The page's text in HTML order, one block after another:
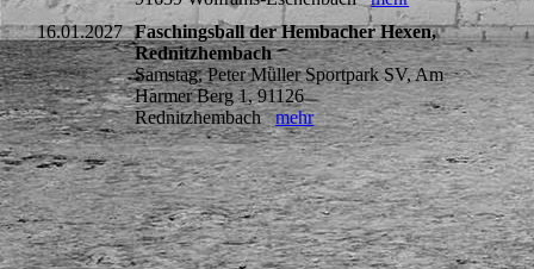
16.01.2027 Faschingsball der Hembacher Hexen,
Rednitzhembach
Samstag, Peter Müller Sportpark SV, Am
Harmer Berg 1, 91126
Rednitzhembachmehr